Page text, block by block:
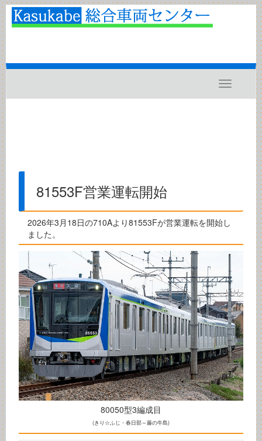
Toggle
navigation
81553F営業運転開始
2026年3月18日の710Aより81553Fが営業運転を開始し
ました。
80050型3編成目
(きり☆ふじ・春日部～藤の牛島)